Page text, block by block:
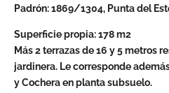
Padrón: 1869/1304, Punta del
Superficie propia: 178 m2
Más 2 terrazas de 16 y 5 metros
jardinera. Le corresponde
y Cochera en planta subsuelo.